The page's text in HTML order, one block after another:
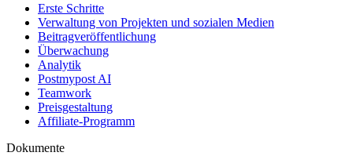
Erste Schritte
Verwaltung von Projekten und sozialen Medien
Beitragveröffentlichung
Überwachung
Analytik
Postmypost AI
Teamwork
Preisgestaltung
Affiliate-Programm
Dokumente